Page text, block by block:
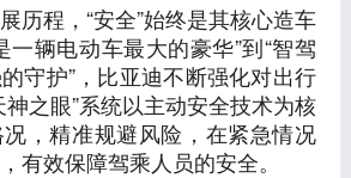
历程，“安全”始终是其核心造车
一辆电动车最大的豪华”到“智驾
守护”，比亚迪不断强化对出行
之眼”系统以主动安全技术为核
，精准规避风险，在紧急情况
有效保障驾乘人员的安全。